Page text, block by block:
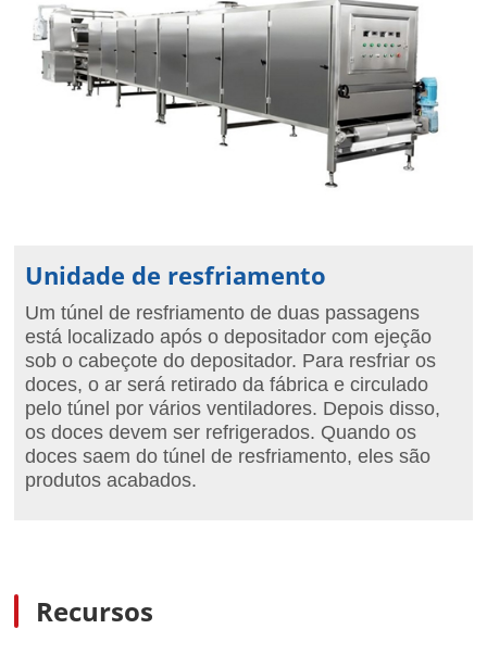
Unidade de resfriamento
Um túnel de resfriamento de duas passagens
está localizado após o depositador com ejeção
sob o cabeçote do depositador. Para resfriar os
doces, o ar será retirado da fábrica e circulado
pelo túnel por vários ventiladores. Depois disso,
os doces devem ser refrigerados. Quando os
doces saem do túnel de resfriamento, eles são
produtos acabados.
Recursos